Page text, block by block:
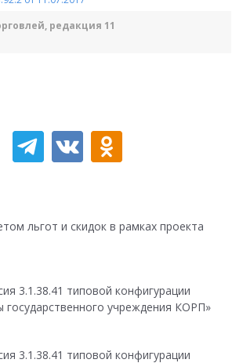
редакция 11
льгот и скидок в рамках проекта
3.1.38.41 типовой конфигурации
государственного учреждения КОРП»
3.1.38.41 типовой конфигурации